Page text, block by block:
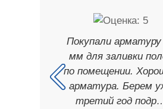
Покупали арматуру
мм для заливки
по помещении.
арматура. Берем
третий год